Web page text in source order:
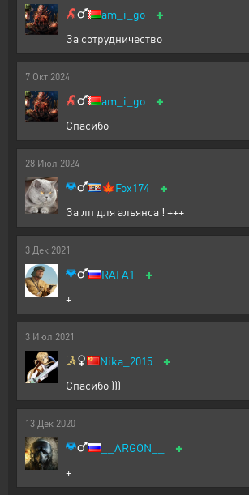
am_i_go +
За сотрудничество
7 Окт 2024
am_i_go +
Спасибо
28 Июл 2024
🍁Fox174 +
За лп для альянса ! +++
3 Дек 2021
RAFA1 +
+
3 Июл 2021
Nika_2015 +
Спасибо )))
13 Дек 2020
__ARGON__ +
+